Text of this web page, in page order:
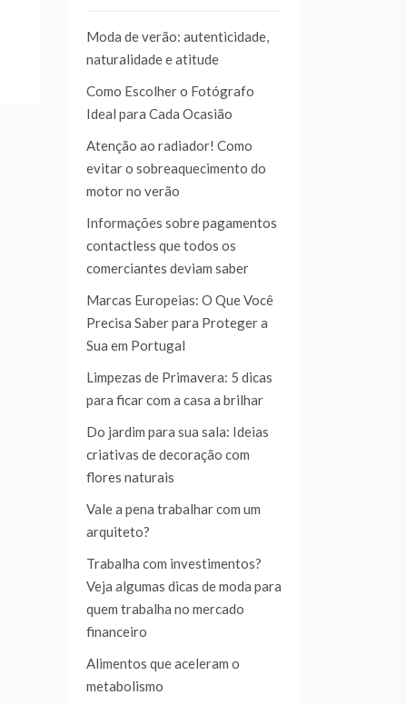
Moda de verão: autenticidade,
naturalidade e atitude
Como Escolher o Fotógrafo
Ideal para Cada Ocasião
Atenção ao radiador! Como
evitar o sobreaquecimento do
motor no verão
Informações sobre pagamentos
contactless que todos os
comerciantes deviam saber
Marcas Europeias: O Que Você
Precisa Saber para Proteger a
Sua em Portugal
Limpezas de Primavera: 5 dicas
para ficar com a casa a brilhar
Do jardim para sua sala: Ideias
criativas de decoração com
flores naturais
Vale a pena trabalhar com um
arquiteto?
Trabalha com investimentos?
Veja algumas dicas de moda para
quem trabalha no mercado
financeiro
Alimentos que aceleram o
metabolismo